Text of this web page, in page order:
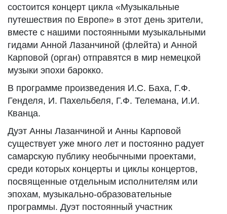
состоится концерт цикла «Музыкальные
путешествия по Европе» в этот день зрители,
вместе с нашими постоянными музыкальными
гидами Анной Лазанчиной (флейта) и Анной
Карповой (орган) отправятся в мир немецкой
музыки эпохи барокко.
В программе произведения И.С. Баха, Г.Ф.
Генделя, И. Пахельбеля, Г.Ф. Телемана, И.И.
Кванца.
Дуэт Анны Лазанчиной и Анны Карповой
существует уже много лет и постоянно радует
самарскую публику необычными проектами,
среди которых концерты и циклы концертов,
посвященные отдельным исполнителям или
эпохам, музыкально-образовательные
программы. Дуэт постоянный участник